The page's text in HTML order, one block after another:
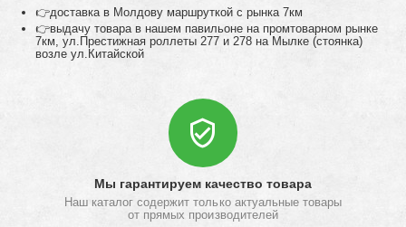
👉доставка в Молдову маршруткой с рынка 7км
👉выдачу товара в нашем павильоне на промтоварном рынке
7км, ул.Престижная роллеты 277 и 278 на Мылке (стоянка)
возле ул.Китайской
Мы гарантируем качество товара
Наш каталог содержит только актуальные товары
от прямых производителей